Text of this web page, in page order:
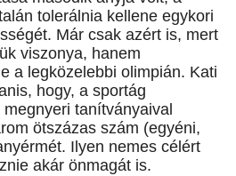
tolerálnia kellene egykori
Már csak azért is, mert
viszonya, hanem
a legközelebbi olimpián. Kati
hogy, a sportág
tanítványaival
ötszázas szám (egyéni,
Ilyen nemes célért
akár önmagát is.